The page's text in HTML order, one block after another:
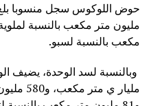
مكعب بالنسبة لسبو.
وبالنسبة لسد الوحدة، يضيف
مليار ي